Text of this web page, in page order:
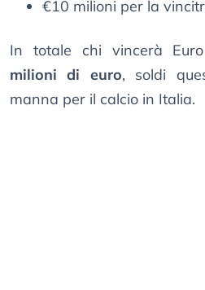
€10 milioni per la
In totale chi vincerà
milioni di euro, soldi
manna per il calcio in Italia.